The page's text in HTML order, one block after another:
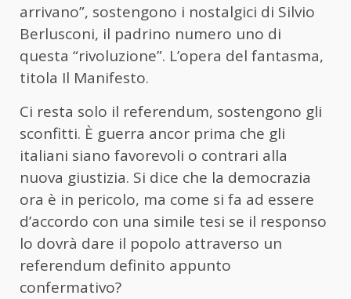
arrivano”, sostengono i nostalgici di Silvio
Berlusconi, il padrino numero uno di
questa “rivoluzione”. L’opera del fantasma,
titola Il Manifesto.
Ci resta solo il referendum, sostengono gli
sconfitti. È guerra ancor prima che gli
italiani siano favorevoli o contrari alla
nuova giustizia. Si dice che la democrazia
ora è in pericolo, ma come si fa ad essere
d’accordo con una simile tesi se il responso
lo dovrà dare il popolo attraverso un
referendum definito appunto
confermativo?